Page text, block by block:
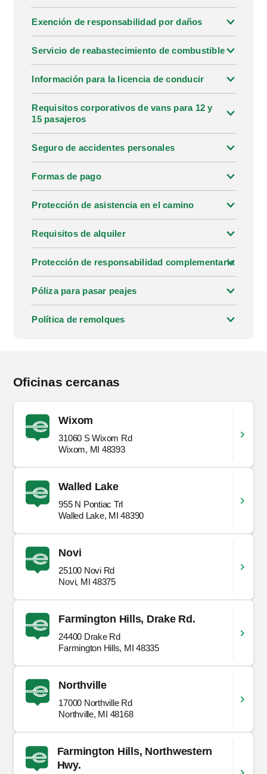
Exención de responsabilidad por daños
Servicio de reabastecimiento de combustible
Información para la licencia de conducir
Requisitos corporativos de vans para 12 y
15 pasajeros
Seguro de accidentes personales
Formas de pago
Protección de asistencia en el camino
Requisitos de alquiler
Protección de responsabilidad complementaria
Póliza para pasar peajes
Política de remolques
Oficinas cercanas
Wixom
31060 S Wixom Rd
Wixom, MI 48393
Walled Lake
955 N Pontiac Trl
Walled Lake, MI 48390
Novi
25100 Novi Rd
Novi, MI 48375
Farmington Hills, Drake Rd.
24400 Drake Rd
Farmington Hills, MI 48335
Northville
17000 Northville Rd
Northville, MI 48168
Farmington Hills, Northwestern
Hwy.